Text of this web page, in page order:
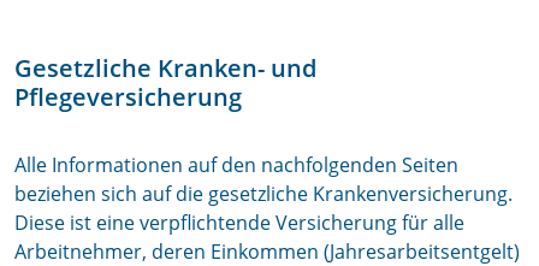
Gesetzliche Kranken- und
Pflegeversicherung
Alle Informationen auf den nachfolgenden Seiten
beziehen sich auf die gesetzliche Krankenversicherung.
Diese ist eine verpflichtende Versicherung für alle
Arbeitnehmer, deren Einkommen (Jahresarbeitsentgelt)